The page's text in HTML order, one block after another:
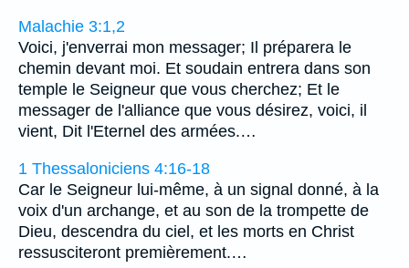
Malachie 3:1,2
Voici, j'enverrai mon messager; Il préparera le
chemin devant moi. Et soudain entrera dans son
temple le Seigneur que vous cherchez; Et le
messager de l'alliance que vous désirez, voici, il
vient, Dit l'Eternel des armées.…
1 Thessaloniciens 4:16-18
Car le Seigneur lui-même, à un signal donné, à la
voix d'un archange, et au son de la trompette de
Dieu, descendra du ciel, et les morts en Christ
ressusciteront premièrement.…